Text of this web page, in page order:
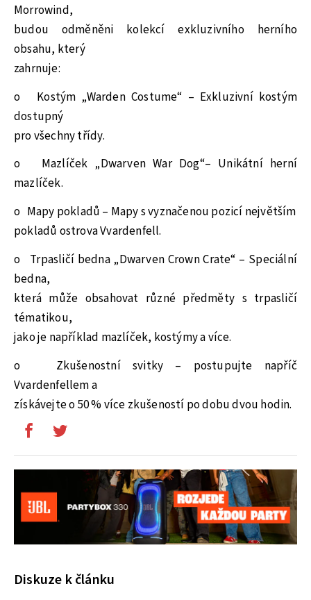
Morrowind,
budou odměněni kolekcí exkluzivního herního
obsahu, který
zahrnuje:
o Kostým „Warden Costume“ – Exkluzivní kostým
dostupný
pro všechny třídy.
o Mazlíček „Dwarven War Dog“– Unikátní herní
mazlíček.
o Mapy pokladů – Mapy s vyznačenou pozicí největším
pokladů ostrova Vvardenfell.
o Trpasličí bedna „Dwarven Crown Crate“ – Speciální
bedna,
která může obsahovat různé předměty s trpasličí
tématikou,
jako je například mazlíček, kostýmy a více.
o Zkušenostní svitky – postupujte napříč
Vvardenfellem a
získávejte o 50 % více zkušeností po dobu dvou hodin.
Diskuze k článku